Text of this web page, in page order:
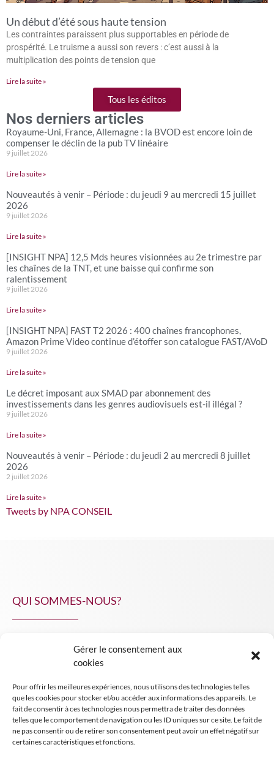
Gérer le consentement aux
cookies
Pour offrir les meilleures expériences, nous utilisons des technologies telles
que les cookies pour stocker et/ou accéder aux informations des appareils. Le
fait de consentir à ces technologies nous permettra de traiter des données
telles que le comportement de navigation ou les ID uniques sur ce site. Le fait de
ne pas consentir ou de retirer son consentement peut avoir un effet négatif sur
certaines caractéristiques et fonctions.
Un début d’été sous haute tension
Les contraintes paraissent plus supportables en période de
prospérité. Le truisme a aussi son revers : c’est aussi à la
multiplication des points de tension que
Lire la suite »
Tous les éditos
Nos derniers articles
Royaume-Uni, France, Allemagne : la BVOD est encore loin de
compenser le déclin de la pub TV linéaire
9 juillet 2026
Lire la suite »
Nouveautés à venir – Période : du jeudi 9 au mercredi 15 juillet
2026
9 juillet 2026
Lire la suite »
[INSIGHT NPA] 12,5 Mds heures visionnées au 2e trimestre par
les chaînes de la TNT, et une baisse qui confirme son
ralentissement
9 juillet 2026
Lire la suite »
[INSIGHT NPA] FAST T2 2026 : 400 chaînes francophones,
Amazon Prime Video continue d’étoffer son catalogue FAST/AVoD
9 juillet 2026
Lire la suite »
Le décret imposant aux SMAD par abonnement des
investissements dans les genres audiovisuels est-il illégal ?
9 juillet 2026
Lire la suite »
Nouveautés à venir – Période : du jeudi 2 au mercredi 8 juillet
2026
2 juillet 2026
Lire la suite »
Tweets by NPA CONSEIL
QUI SOMMES-NOUS?
INSIGHT NPA